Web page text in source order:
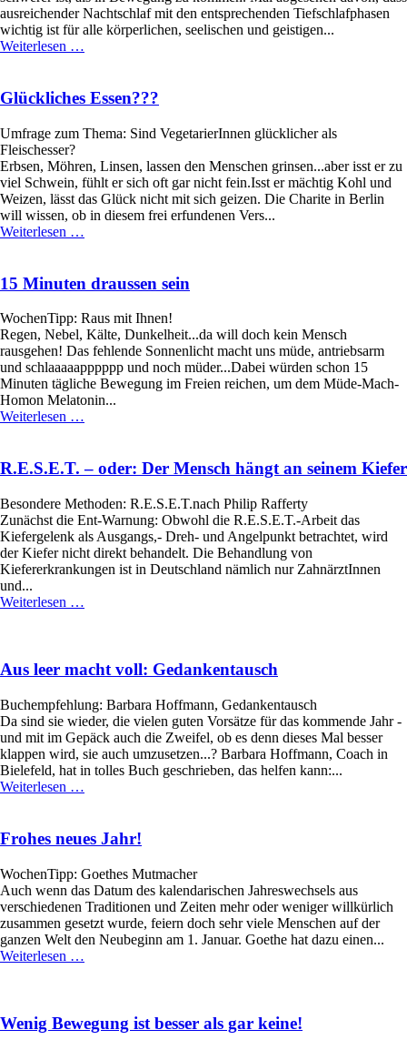
ausreichender Nachtschlaf mit den entsprechenden Tiefschlafphasen
wichtig ist für alle körperlichen, seelischen und geistigen...
Weiterlesen …
Glückliches Essen???
Umfrage zum Thema: Sind VegetarierInnen glücklicher als
Fleischesser?
Erbsen, Möhren, Linsen, lassen den Menschen grinsen...aber isst er zu
viel Schwein, fühlt er sich oft gar nicht fein.Isst er mächtig Kohl und
Weizen, lässt das Glück nicht mit sich geizen. Die Charite in Berlin
will wissen, ob in diesem frei erfundenen Vers...
Weiterlesen …
15 Minuten draussen sein
WochenTipp: Raus mit Ihnen!
Regen, Nebel, Kälte, Dunkelheit...da will doch kein Mensch
rausgehen! Das fehlende Sonnenlicht macht uns müde, antriebsarm
und schlaaaaapppppp und noch müder...Dabei würden schon 15
Minuten tägliche Bewegung im Freien reichen, um dem Müde-Mach-
Homon Melatonin...
Weiterlesen …
sein
R.E.S.E.T. – oder: Der Mensch hängt an seinem Kiefer
Besondere Methoden: R.E.S.E.T.nach Philip Rafferty
Zunächst die Ent-Warnung: Obwohl die R.E.S.E.T.-Arbeit das
Kiefergelenk als Ausgangs,- Dreh- und Angelpunkt betrachtet, wird
der Kiefer nicht direkt behandelt. Die Behandlung von
Kiefererkrankungen ist in Deutschland nämlich nur ZahnärztInnen
und...
Weiterlesen …
Mensch
an
seinem
Kiefer
Aus leer macht voll: Gedankentausch
Buchempfehlung: Barbara Hoffmann, Gedankentausch
Da sind sie wieder, die vielen guten Vorsätze für das kommende Jahr -
und mit im Gepäck auch die Zweifel, ob es denn dieses Mal besser
klappen wird, sie auch umzusetzen...? Barbara Hoffmann, Coach in
Bielefeld, hat in tolles Buch geschrieben, das helfen kann:...
Weiterlesen …
voll:
Gedankentausch
Frohes neues Jahr!
WochenTipp: Goethes Mutmacher
Auch wenn das Datum des kalendarischen Jahreswechsels aus
verschiedenen Traditionen und Zeiten mehr oder weniger willkürlich
zusammen gesetzt wurde, feiern doch sehr viele Menschen auf der
ganzen Welt den Neubeginn am 1. Januar. Goethe hat dazu einen...
Weiterlesen …
Wenig Bewegung ist besser als gar keine!